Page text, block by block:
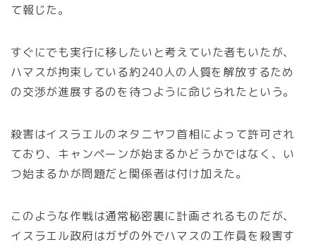
て報じた。
すぐにでも実行に移したいと考えていた者もいたが、
ハマスが拘束している約240人の人質を解放するため
の交渉が進展するのを待つように命じられたという。
殺害はイスラエルのネタニヤフ首相によって許可され
ており、キャンペーンが始まるかどうかではなく、い
つ始まるかが問題だと関係者は付け加えた。
このような作戦は通常秘密裏に計画されるものだが、
イスラエル政府はガザの外でハマスの工作員を殺害す